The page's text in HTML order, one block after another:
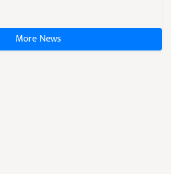
More News